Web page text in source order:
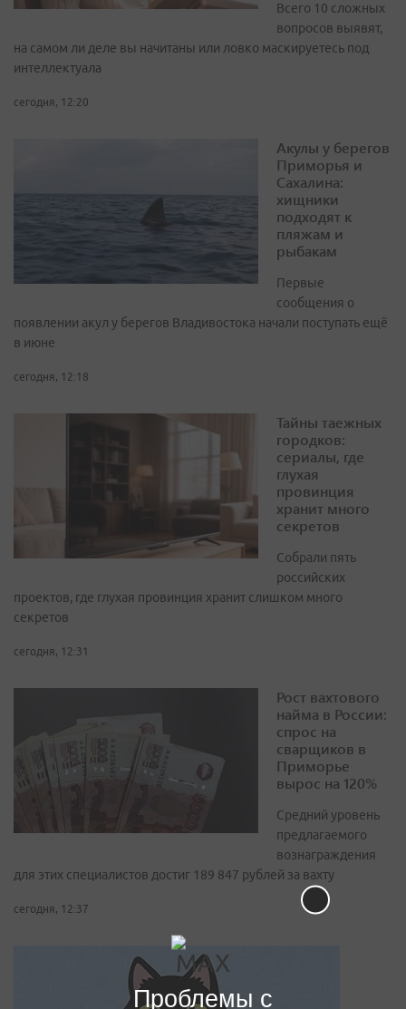
Всего 10 сложных
вопросов выявят,
на самом ли деле вы начитаны или ловко маскируетесь под
интеллектуала
сегодня, 12:20
Акулы у берегов
Приморья и
Сахалина:
хищники
подходят к
пляжам и
рыбакам
Первые
сообщения о
появлении акул у берегов Владивостока начали поступать ещё
в июне
сегодня, 12:18
Тайны таежных
городков:
сериалы, где
глухая
провинция
хранит много
секретов
Собрали пять
российских
проектов, где глухая провинция хранит слишком много
секретов
сегодня, 12:31
Рост вахтового
найма в России:
спрос на
сварщиков в
Приморье
вырос на 120%
Средний уровень
предлагаемого
вознаграждения
для этих специалистов достиг 189 847 рублей за вахту
сегодня, 12:37
Проблемы с